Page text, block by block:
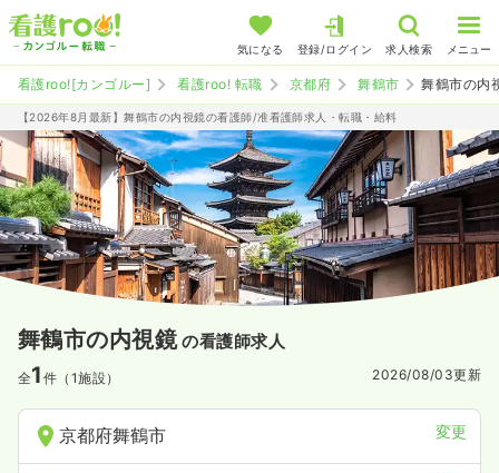
気になる 登録/ログイン 求人検索 メニュー
看護roo![カンゴルー] 看護roo! 転職 京都府 舞鶴市 舞鶴市の内
【2026年8月最新】舞鶴市の内視鏡の看護師/准看護師求人・転職・給料
舞鶴市の内視鏡 の看護師求人
全1 件（1施設） 2026/08/03更新
京都府舞鶴市 変更